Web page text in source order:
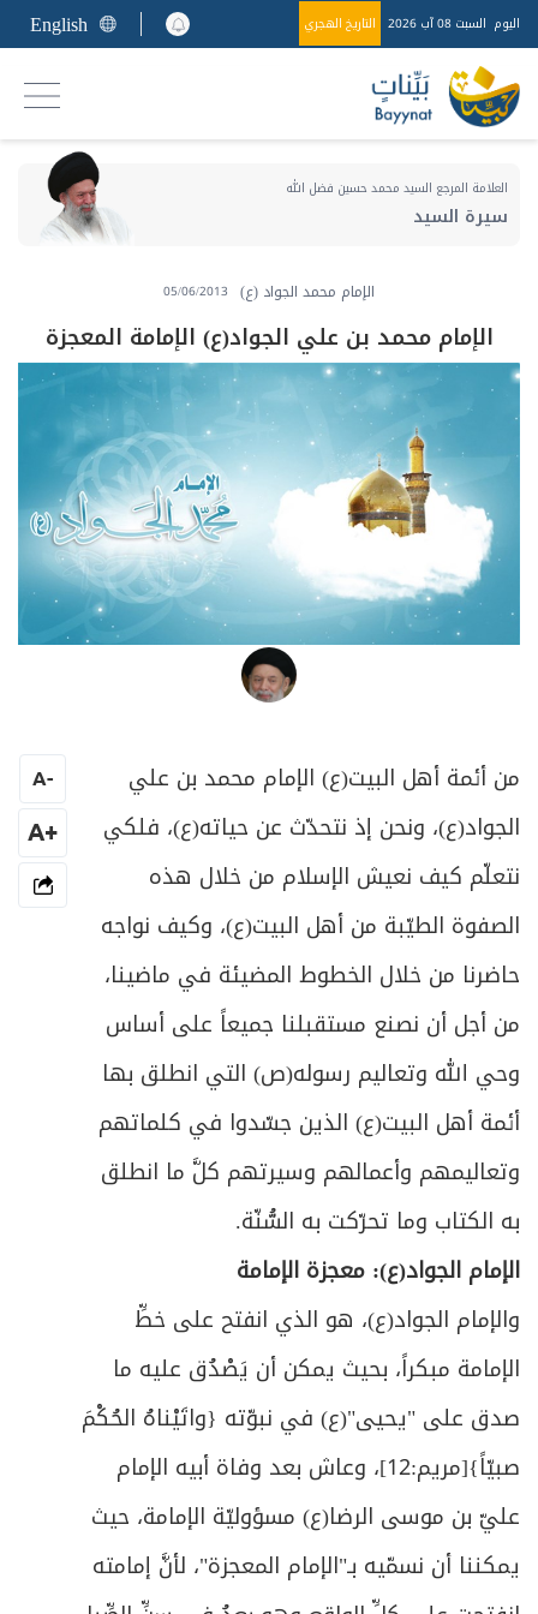
اليوم السبت 08 آب 2026 التاريخ الهجري English
العلامة المرجع السيد محمد حسين فضل الله
سيرة السيد
الإمام محمد الجواد (ع) 05/06/2013
الإمام محمد بن علي الجواد(ع) الإمامة المعجزة
من أئمة أهل البيت(ع) الإمام محمد بن علي
الجواد(ع)، ونحن إذ نتحدّث عن حياته(ع)، فلكي
نتعلّم كيف نعيش الإسلام من خلال هذه
الصفوة الطيّبة من أهل البيت(ع)، وكيف نواجه
حاضرنا من خلال الخطوط المضيئة في ماضينا،
من أجل أن نصنع مستقبلنا جميعاً على أساس
وحي الله وتعاليم رسوله(ص) التي انطلق بها
أئمة أهل البيت(ع) الذين جسّدوا في كلماتهم
وتعاليمهم وأعمالهم وسيرتهم كلَّ ما انطلق
به الكتاب وما تحرّكت به السُّنّة.
الإمام الجواد(ع): معجزة الإمامة
والإمام الجواد(ع)، هو الذي انفتح على خطِّ
الإمامة مبكراً، بحيث يمكن أن يَصْدُق عليه ما
صدق على "يحيى"(ع) في نبوّته {واتَيْناهُ الحُكْمَ
صبيّاً
}[مريم:12]، وعاش بعد وفاة أبيه الإمام
عليّ بن موسى الرضا(ع) مسؤوليّة الإمامة، حيث
يمكننا أن نسمّيه بـ"الإمام المعجزة"، لأنَّ إمامته
-
A
+A